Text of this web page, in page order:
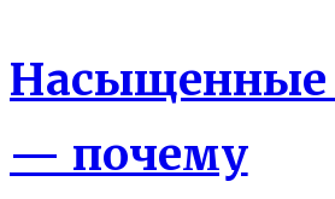
— почему